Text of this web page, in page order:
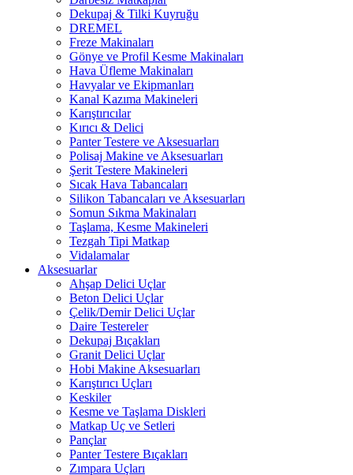
Dekupaj & Tilki Kuyruğu
DREMEL
Freze Makinaları
Gönye ve Profil Kesme Makinaları
Hava Üfleme Makinaları
Havyalar ve Ekipmanları
Kanal Kazıma Makineleri
Karıştırıcılar
Kırıcı & Delici
Panter Testere ve Aksesuarları
Polisaj Makine ve Aksesuarları
Şerit Testere Makineleri
Sıcak Hava Tabancaları
Silikon Tabancaları ve Aksesuarları
Somun Sıkma Makinaları
Taşlama, Kesme Makineleri
Tezgah Tipi Matkap
Vidalamalar
Aksesuarlar
Ahşap Delici Uçlar
Beton Delici Uçlar
Çelik/Demir Delici Uçlar
Daire Testereler
Dekupaj Bıçakları
Granit Delici Uçlar
Hobi Makine Aksesuarları
Karıştırıcı Uçları
Keskiler
Kesme ve Taşlama Diskleri
Matkap Uç ve Setleri
Pançlar
Panter Testere Bıçakları
Zımpara Uçları